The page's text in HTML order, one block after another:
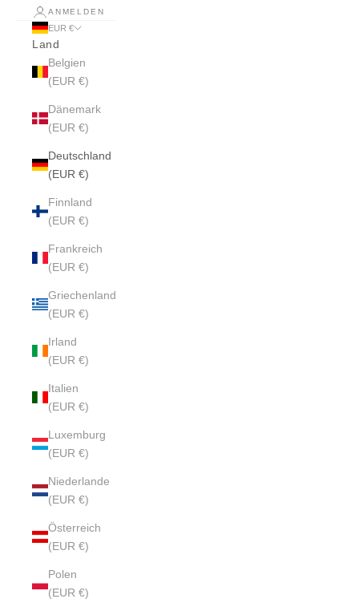
ANMELDEN
EUR €
Land
Belgien
(EUR €)
Dänemark
(EUR €)
Deutschland
(EUR €)
Finnland
(EUR €)
Frankreich
(EUR €)
Griechenland
(EUR €)
Irland
(EUR €)
Italien
(EUR €)
Luxemburg
(EUR €)
Niederlande
(EUR €)
Österreich
(EUR €)
Polen
(EUR €)